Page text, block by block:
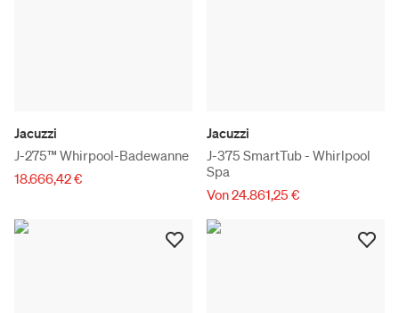
Jacuzzi
J-275™ Whirpool-Badewanne
18.666,42 €
Jacuzzi
J-375 SmartTub - Whirlpool
Spa
Von 24.861,25 €